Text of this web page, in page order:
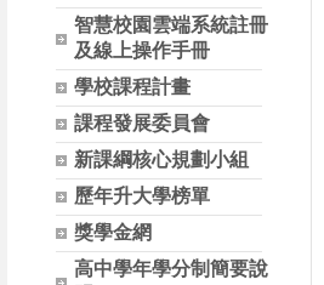
智慧校園雲端系統註冊
及線上操作手冊
學校課程計畫
課程發展委員會
新課綱核心規劃小組
歷年升大學榜單
獎學金網
高中學年學分制簡要說